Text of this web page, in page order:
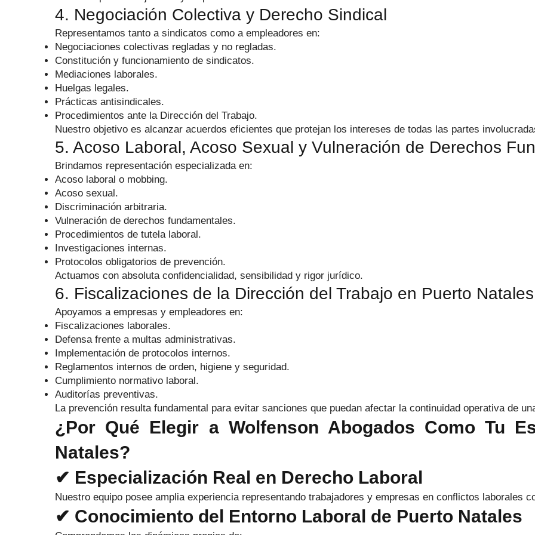
4. Negociación Colectiva y Derecho Sindical
Representamos tanto a sindicatos como a empleadores en:
Negociaciones colectivas regladas y no regladas.
Constitución y funcionamiento de sindicatos.
Mediaciones laborales.
Huelgas legales.
Prácticas antisindicales.
Procedimientos ante la Dirección del Trabajo.
Nuestro objetivo es alcanzar acuerdos eficientes que protejan los intereses de todas las partes
5. Acoso Laboral, Acoso Sexual y Vulneración de Derechos
Brindamos representación especializada en:
Acoso laboral o mobbing.
Acoso sexual.
Discriminación arbitraria.
Vulneración de derechos fundamentales.
Procedimientos de tutela laboral.
Investigaciones internas.
Protocolos obligatorios de prevención.
Actuamos con absoluta confidencialidad, sensibilidad y rigor jurídico.
6. Fiscalizaciones de la Dirección del Trabajo en Puerto Natales
Apoyamos a empresas y empleadores en:
Fiscalizaciones laborales.
Defensa frente a multas administrativas.
Implementación de protocolos internos.
Reglamentos internos de orden, higiene y seguridad.
Cumplimiento normativo laboral.
Auditorías preventivas.
La prevención resulta fundamental para evitar sanciones que puedan afectar la continuidad operativa de
¿Por Qué Elegir a Wolfenson Abogados Como Tu
Natales?
✔ Especialización Real en Derecho Laboral
Nuestro equipo posee amplia experiencia representando trabajadores y empresas en conflictos laborales
✔ Conocimiento del Entorno Laboral de Puerto Natales